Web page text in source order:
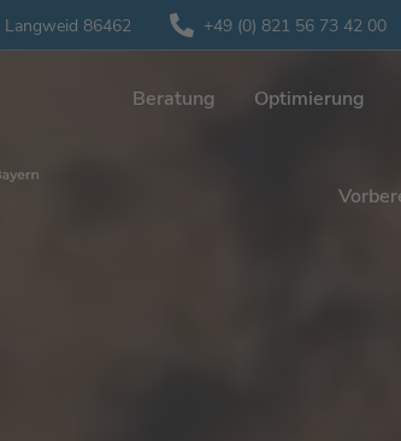
Langweid 86462 +49 (0) 821 56 73 42 00
Beratung Optimierung